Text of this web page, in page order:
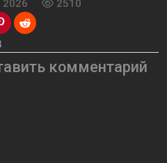
2510
комментарий